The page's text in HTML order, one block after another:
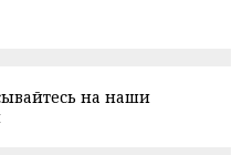
на наши